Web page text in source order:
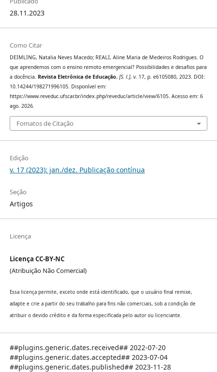
28.11.2023
Como Citar
DEIMLING, Natalia Neves Macedo; REALI, Aline Maria de Medeiros Rodrigues. O
que aprendemos com o ensino remoto emergencial? Possibilidades e desafios para
a docência. Revista Eletrônica de Educação, [S. l.], v. 17, p. e6105080, 2023. DOI:
10.14244/198271996105. Disponível em:
https://www.reveduc.ufscar.br/index.php/reveduc/article/view/6105. Acesso em: 6
ago. 2026.
Fomatos de Citação
Edição
v. 17 (2023): jan./dez. Publicação contínua
Seção
Artigos
Licença
Licença CC-BY-NC
(Atribuição Não Comercial)
Essa licença permite, exceto onde está identificado, que o usuário final remixe,
adapte e crie a partir do seu trabalho para fins não comerciais, sob a condição de
atribuir o devido crédito e da forma especificada pelo autor ou licenciante.
##plugins.generic.dates.received## 2022-07-20
##plugins.generic.dates.accepted## 2023-07-04
##plugins.generic.dates.published## 2023-11-28